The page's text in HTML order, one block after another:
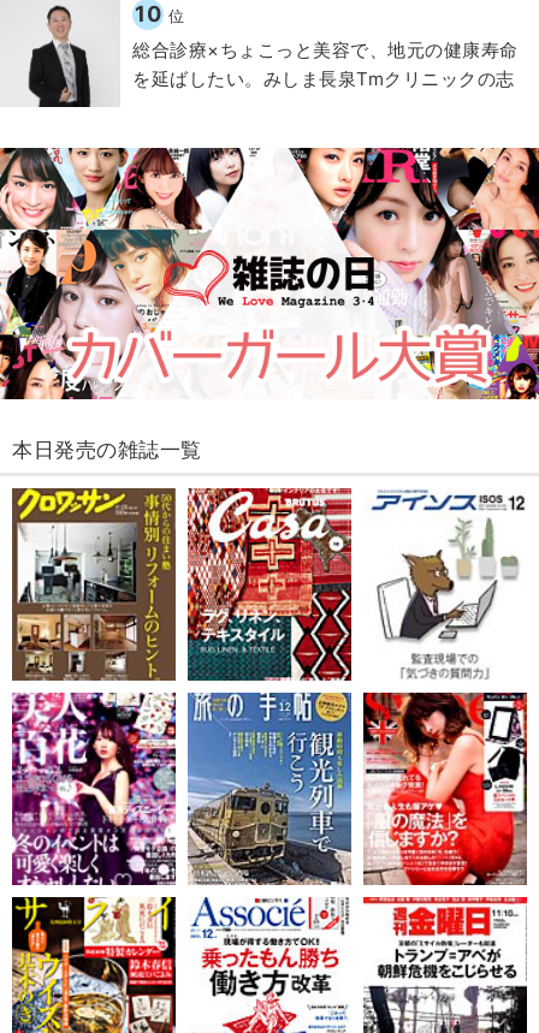
10 位
総合診療×ちょこっと美容で、地元の健康寿命
を延ばしたい。みしま長泉Tmクリニックの志
本日発売の雑誌一覧